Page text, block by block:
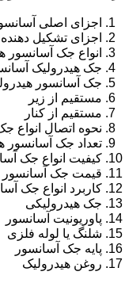
اجزای اصلی
اجزای تشکیل
انواع جک آسانسور
جک هیدرولیک
جک آسانسور
مستقیم از زیر
مستقیم از کنار
نحوه اتصال انواع
تعداد جک آسانسور
کیفیت انواع جک
قیمت جک آسانسور
کاربرد انواع جک
جک هیدرولیکی
پاوریونیت آسانسور
شلنگ یا لوله فلزی
پایه جک آسانسور
روغن هیدرولیک